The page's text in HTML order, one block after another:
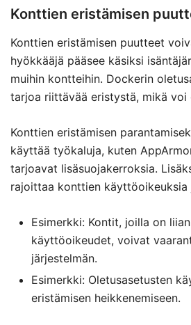
Konttien eristämisen
Konttien eristämisen puutteet
hyökkääjä pääsee käsiksi
muihin kontteihin. Dockerin
tarjoa riittävää eristystä, mikä voi
Konttien eristämisen
käyttää työkaluja, kuten
tarjoavat lisäsuojakerroksia.
rajoittaa konttien käyttöoikeuksia
Esimerkki: Kontit, joilla on
käyttöoikeudet, voivat
järjestelmän.
Esimerkki: Oletusasetusten
eristämisen heikkenemiseen.